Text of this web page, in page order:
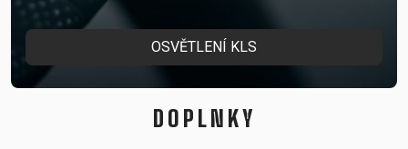
OSVĚTLENÍ KLS
DOPLNKY